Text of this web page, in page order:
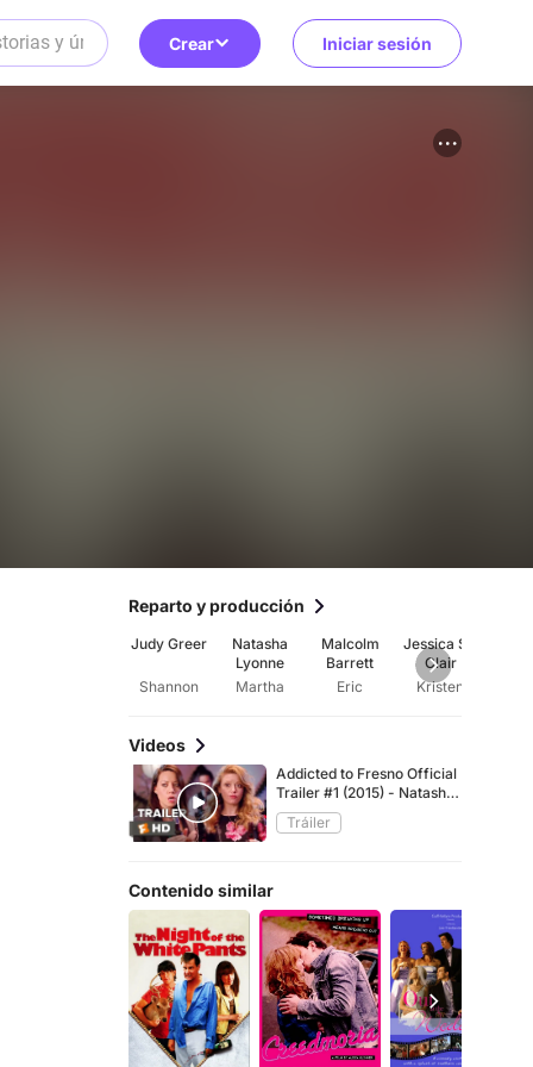
Crear Iniciar sesión
Reparto y producción
Judy Greer
Shannon
Natasha
Lyonne
Martha
Malcolm
Barrett
Eric
Jessica St.
Clair
Kristen
Videos
Addicted to Fresno Official
Trailer #1 (2015) - Natasha
Lyonne, Aubrey Plaza
Movie HD
Tráiler
Contenido similar